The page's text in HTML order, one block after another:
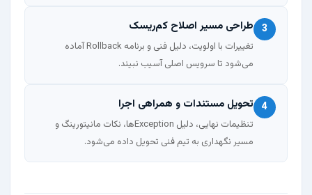
3 طراحی مسیر اصلاح کم‌ریسک
تغییرات با اولویت، دلیل فنی و برنامه Rollback آماده
می‌شود تا سرویس اصلی آسیب نبیند.
4 تحویل مستندات و همراهی اجرا
تنظیمات نهایی، دلیل Exceptionها، نکات مانیتورینگ و
مسیر نگهداری به تیم فنی تحویل داده می‌شود.